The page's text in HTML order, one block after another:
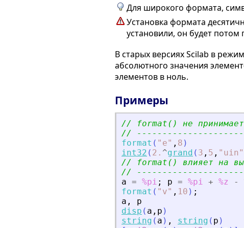
Для широкого формата,
Установка формата
установили, он будет потом
В старых версиях Scilab в
абсолютного значения
элементов в ноль.
Примеры
// format() не
//
format ( " e" , 8 )
int32 ( 2. ^grand ( 3 , 5 , " uin"
// format() влияет на
//
a = %pi ; p = %pi + %z -
format ( " v" , 10 ) ;
a ,
p
disp ( a , p )
string ( a ) , string ( p )